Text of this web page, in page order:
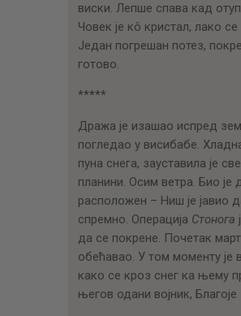
виски. Лепше спава кад
Човек је кô кристал, лако се
Један погрешан потез,
готово.
*****
Дража је изашао испред
погледао у висибабе.
пуна снега, зауставила је
планини. Осим ветра. Био је
расположен – Ниш је јавио
спремно. Операција Стонога
да се покрене. Почетак
обећавао. У том моменту је
како се кроз снег ка њему
његов одани војник,